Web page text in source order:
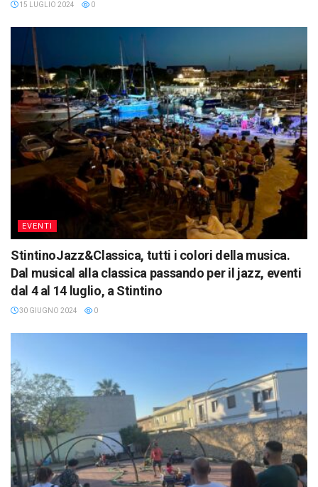
15 LUGLIO 2024 0
EVENTI
StintinoJazz&Classica, tutti i colori della musica.
Dal musical alla classica passando per il jazz, eventi
dal 4 al 14 luglio, a Stintino
30 GIUGNO 2024 0